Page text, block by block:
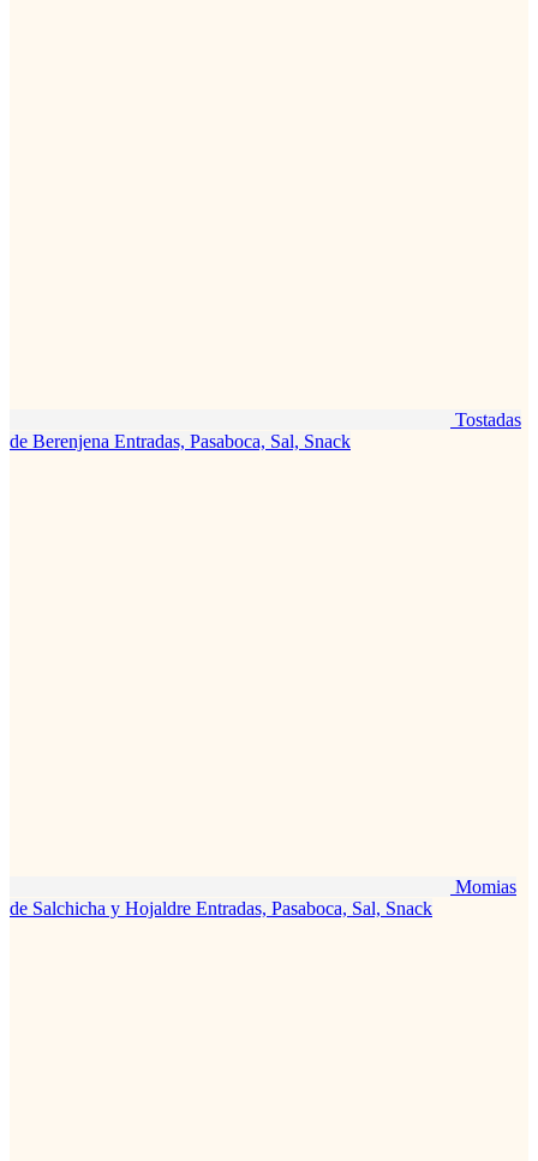
Tostadas
de Berenjena Entradas, Pasaboca, Sal, Snack
Momias
de Salchicha y Hojaldre Entradas, Pasaboca, Sal, Snack